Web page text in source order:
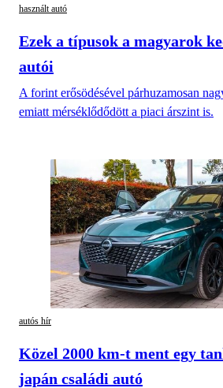
használt autó
Ezek a típusok a magyarok
autói
A forint erősödésével párhuzamosan
emiatt mérséklődődött a piaci árszint is.
autós hír
Közel 2000 km-t ment egy
japán családi autó